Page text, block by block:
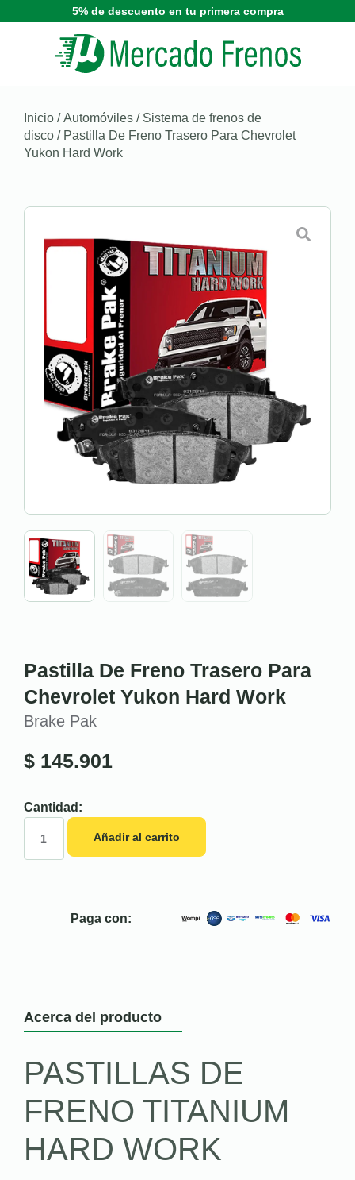
5% de descuento en tu primera compra
Inicio /Automóviles / Sistema de frenos de
disco / Pastilla De Freno Trasero Para Chevrolet
Yukon Hard Work
Pastilla De Freno Trasero Para
Chevrolet Yukon Hard Work
Brake Pak
$ 145.901
Cantidad:
Añadir al carrito
Paga con:
Acerca del producto
PASTILLAS DE
FRENO TITANIUM
HARD WORK